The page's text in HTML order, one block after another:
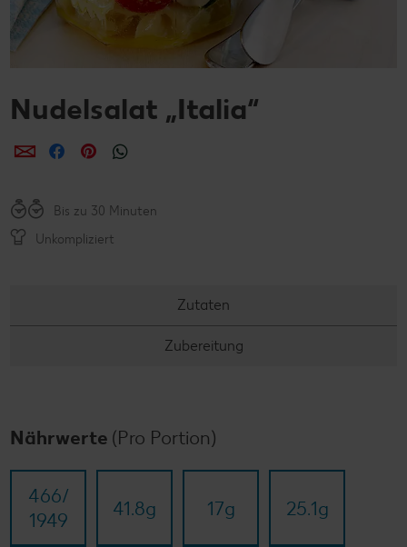
Nudelsalat „Italia“
per E-Mail teilen
per Facebook teilen
per Pinterest teilen
Bis zu 30 Minuten
Unkompliziert
Zutaten
Zubereitung
Nährwerte (Pro Portion)
466/​
1949
41.8g 17g 25.1g